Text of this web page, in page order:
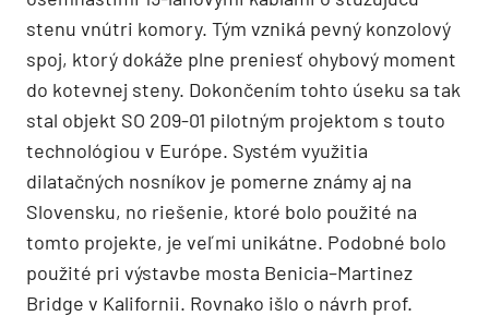
stenu vnútri komory. Tým vzniká pevný konzolový
spoj, ktorý dokáže plne preniesť ohybový moment
do kotevnej steny. Dokončením tohto úseku sa tak
stal objekt SO 209-01 pilotným projektom s touto
technológiou v Európe. Systém využitia
dilatačných nosníkov je pomerne známy aj na
Slovensku, no riešenie, ktoré bolo použité na
tomto projekte, je veľmi unikátne. Podobné bolo
použité pri výstavbe mosta Benicia–Martinez
Bridge v Kalifornii. Rovnako išlo o návrh prof.